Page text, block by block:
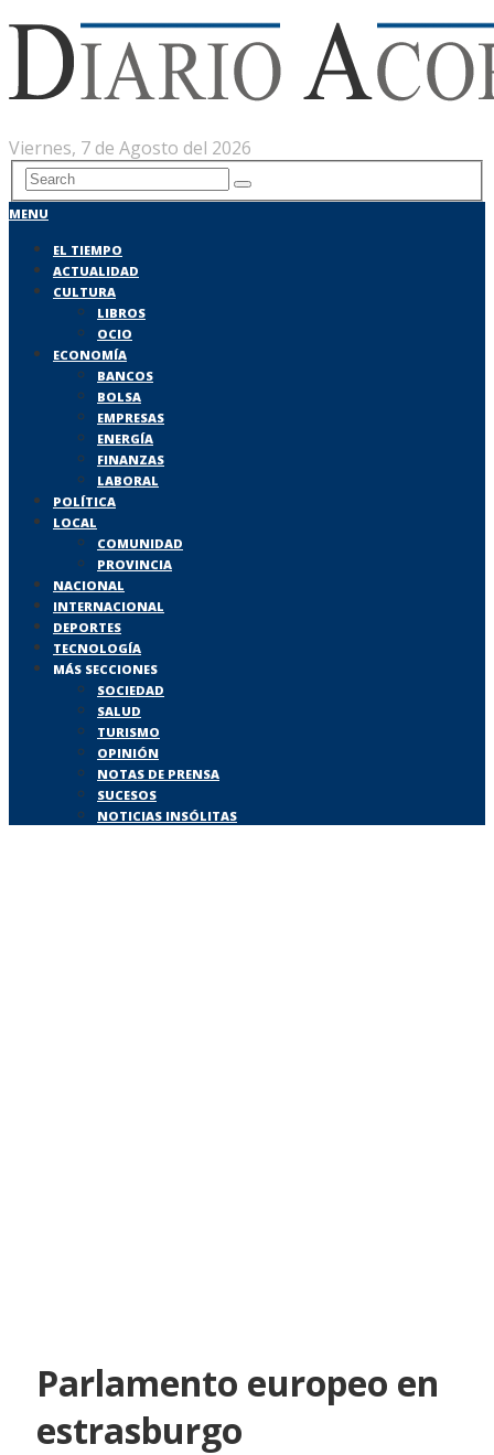
Viernes, 7 de Agosto del 2026
MENU
EL TIEMPO
ACTUALIDAD
CULTURA
LIBROS
OCIO
ECONOMÍA
BANCOS
BOLSA
EMPRESAS
ENERGÍA
FINANZAS
LABORAL
POLÍTICA
LOCAL
COMUNIDAD
PROVINCIA
NACIONAL
INTERNACIONAL
DEPORTES
TECNOLOGÍA
MÁS SECCIONES
SOCIEDAD
SALUD
TURISMO
OPINIÓN
NOTAS DE PRENSA
SUCESOS
NOTICIAS INSÓLITAS
Parlamento europeo en
estrasburgo